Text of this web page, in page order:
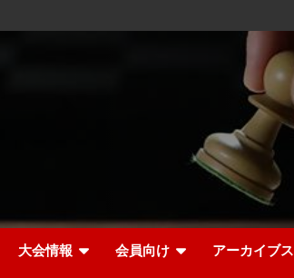
大会情報 会員向け アーカイブス